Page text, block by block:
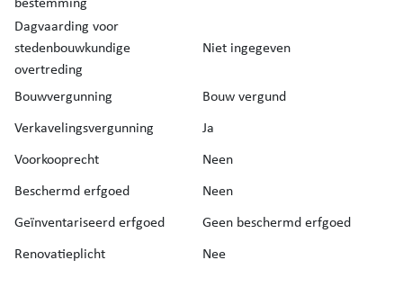
Dagvaarding voor
stedenbouwkundige
overtreding
Niet ingegeven
Bouwvergunning
Bouw vergund
Verkavelingsvergunning
Ja
Voorkooprecht
Neen
Beschermd erfgoed
Neen
Geïnventariseerd erfgoed
Geen beschermd erfgoed
Renovatieplicht
Nee